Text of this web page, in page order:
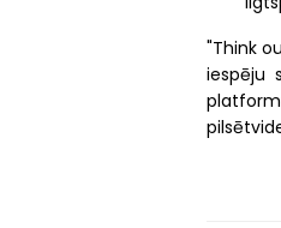
"Think
iespēju